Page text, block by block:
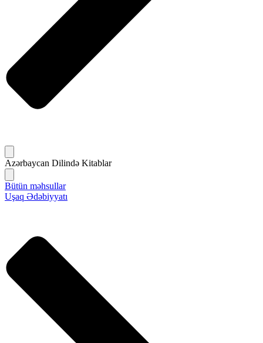
Azərbaycan Dilində Kitablar
Bütün məhsullar
Uşaq Ədəbiyyatı